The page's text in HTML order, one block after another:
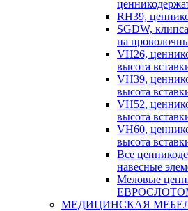
RH39,
SGDW,
на
VH26,
высота
VH39,
высота
VH52,
высота
VH60,
высота
Все
навесные
Меловые
МЕДИЦИНСКАЯ